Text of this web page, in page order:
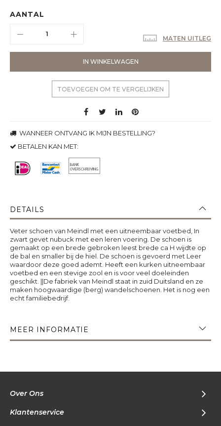
AANTAL
IN WINKELWAGEN
MATEN UITLEG
TOEVOEGEN OM TE VERGELIJKEN
WANNEER ONTVANG IK MIJN BESTELLING?
BETALEN KAN MET:
DETAILS
Veter schoen van Meindl met een uitneembaar voetbed, In
zwart gevet nubuck met een leren voering. De schoen is
gemaakt op een brede gebroken leest brede ca H wijdte op
de bal en smaller bij de hiel. De schoen is gevoerd met Leer
waardoor deze goed ademt. Heeft een kurken uitneembaar
voetbed en een stevige zool en is voor veel doeleinden
geschikt. ||De fabriek van Meindl staat in zuid Duitsland en ze
maken hoogwaardige (berg) wandelschoenen. Het is nog een
echt familiebedrijf.
MEER INFORMATIE
Over Ons
Klantenservice